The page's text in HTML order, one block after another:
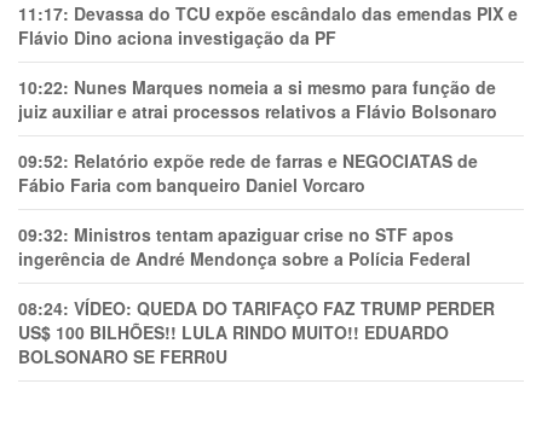
11:17: Devassa do TCU expõe escândalo das emendas PIX e
Flávio Dino aciona investigação da PF
10:22: Nunes Marques nomeia a si mesmo para função de
juiz auxiliar e atrai processos relativos a Flávio Bolsonaro
09:52: Relatório expõe rede de farras e NEGOCIATAS de
Fábio Faria com banqueiro Daniel Vorcaro
09:32: Ministros tentam apaziguar crise no STF apos
ingerência de André Mendonça sobre a Polícia Federal
08:24: VÍDEO: QUEDA DO TARIFAÇO FAZ TRUMP PERDER
US$ 100 BILHÕES!! LULA RINDO MUITO!! EDUARDO
BOLSONARO SE FERR0U